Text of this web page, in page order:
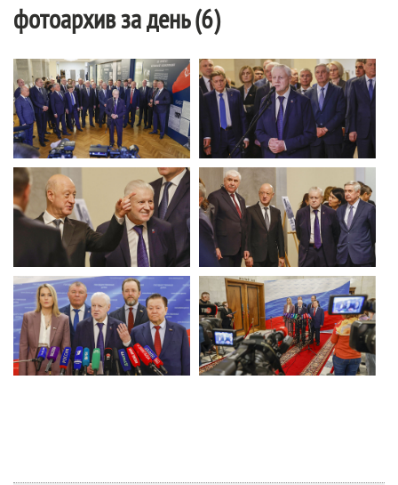
фотоархив за день (6)